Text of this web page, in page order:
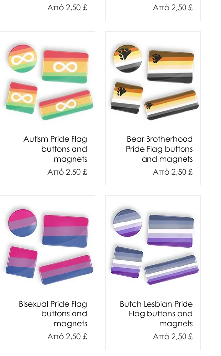
Από2,50 £
Τιμή Έκπτωσης
Από 2,50 £
Τιμή Έκπτωσης
Autism Pride Flag
buttons and
magnets
Από2,50 £
Τιμή Έκπτωσης
Bear Brotherhood
Pride Flag buttons
and magnets
Από 2,50 £
Τιμή Έκπτωσης
Bisexual Pride Flag
buttons and
magnets
Από2,50 £
Τιμή Έκπτωσης
Butch Lesbian Pride
Flag buttons and
magnets
Από 2,50 £
Τιμή Έκπτωσης